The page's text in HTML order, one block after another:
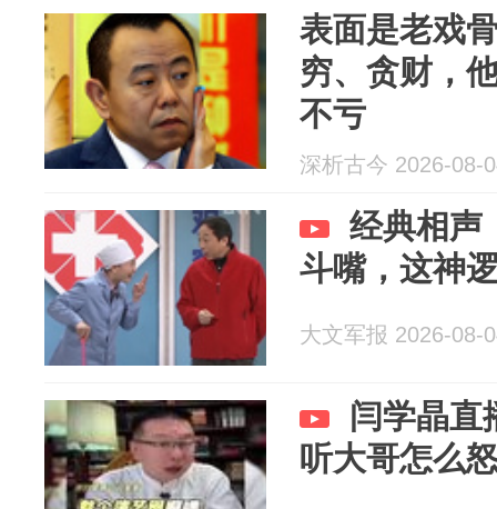
表面是老戏
穷、贪财，
不亏
深析古今 2026-08-
经典相声
斗嘴，这神
大文军报 2026-08-
闫学晶直
听大哥怎么